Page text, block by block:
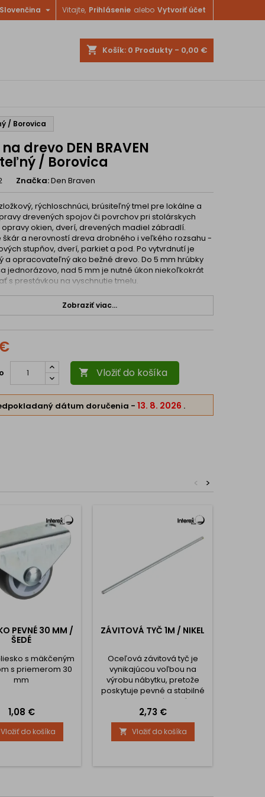
Vitajte, Prihlásenie alebo Vytvoriť účet
Slovenčina 
shopping_cart Košík: 0 Produkty - 0,00 €
/ Borovica
drevo DEN BRAVEN
/ Borovica
Značka:Den Braven
rýchloschnúci, brúsiteľný tmel pre lokálne a
drevených spojov či povrchov pri stolárskych
okien, dverí, drevených madiel zábradlí.
škár a nerovností dreva drobného i veľkého rozsahu -
stupňov, dverí, parkiet a pod. Po vytvrdnutí je
a opracovateľný ako bežné drevo. Do 5 mm hrúbky
jednorázovo, nad 5 mm je nutné úkon niekoľkokrát
s prestávkou na vyschnutie tmelu.
Zobraziť viac...
 Vložiť do košíka
dátum doručenia - 13. 8. 2026 .
>
<
PEVNÉ 30 MM /
ŠEDÉ
s mäkčeným
s priemerom 30
mm
Cena
1,08 €
Vložiť do košíka
ZÁVITOVÁ TYČ 1M / NIKEL
Oceľová závitová tyč je
vynikajúcou voľbou na
výrobu nábytku, pretože
poskytuje pevné a stabilné
spoje. Je vhodná na výrobu
a montáž nábytkových
komponentov, ako sú nohy
stolov, stoličiek alebo políc.
Vďaka svojej pevnosti a
oceľová závitová tyč vyššiu
Cena
2,73 €
 Vložiť do košíka